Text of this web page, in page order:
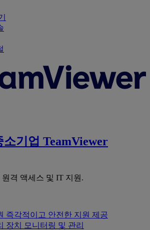
기업 TeamViewer
격 액세스 및 IT 지원.
즉각적이고 안전한 지원 제공
장치 모니터링 및 관리